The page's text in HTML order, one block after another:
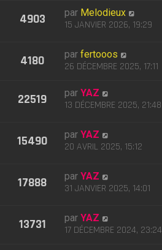
4903 par Melodieux
15 JANVIER 2026, 19:29
4180 parfertooos
26 DÉCEMBRE 2025, 17:11
22519 parYAZ
13 DÉCEMBRE 2025, 21:48
15490 parYAZ
20 AVRIL 2025, 15:12
17888 parYAZ
31 JANVIER 2025, 14:01
13731 parYAZ
17 DÉCEMBRE 2024, 23:24